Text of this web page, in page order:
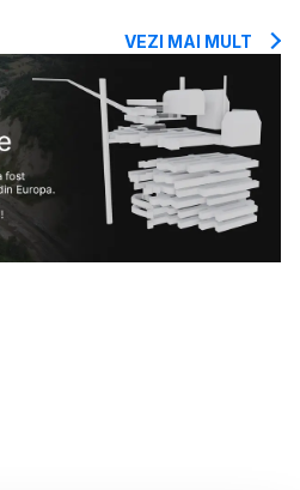
VEZI MAI MULT